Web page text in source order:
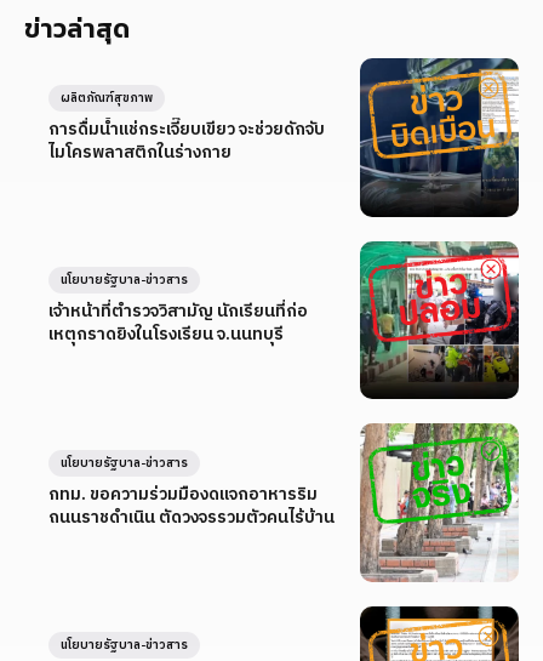
ข่าวล่าสุด
การดื่มน้ำแช่กระเจี๊ยบเขียว จะช่วยดักจับ
ไมโครพลาสติกในร่างกาย
ผลิตภัณฑ์สุขภาพ
เจ้าหน้าที่ตำรวจวิสามัญ นักเรียนที่ก่อ
เหตุกราดยิงในโรงเรียน จ.นนทบุรี
นโยบายรัฐบาล-ข่าวสาร
กทม. ขอความร่วมมืองดแจกอาหารริม
ถนนราชดำเนิน ตัดวงจรรวมตัวคนไร้บ้าน
นโยบายรัฐบาล-ข่าวสาร
นโยบายรัฐบาล-ข่าวสาร